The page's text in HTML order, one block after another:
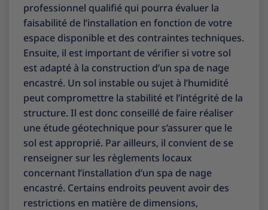
professionnel qualifié qui pourra évaluer la
faisabilité de l’installation en fonction de votre
espace disponible et des contraintes techniques.
Ensuite, il est important de vérifier si votre sol
est adapté à la construction d’un spa de nage
encastré. Un sol instable ou sujet à l’humidité
peut compromettre la stabilité et l’intégrité de la
structure. Il est donc conseillé de faire réaliser
une étude géotechnique pour s’assurer que le
sol est approprié. Par ailleurs, il convient de se
renseigner sur les règlements locaux
concernant l’installation d’un spa de nage
encastré. Certains endroits peuvent avoir des
restrictions en matière de dimensions,